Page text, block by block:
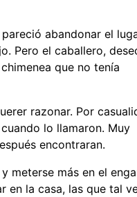
abandonar el
Pero el caballero,
que no tenía
razonar. Por
lo llamaron. Muy
encontraran.
meterse más en el
en la casa, las que tal